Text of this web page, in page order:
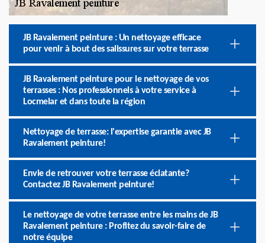
JB Ravalement peinture : Un nettoyage efficace
pour venir à bout des salissures sur votre terrasse
JB Ravalement peinture pour le nettoyage de vos
terrasses : Nos professionnels à votre service à
Locmelar et dans toute la région
Nettoyage de terrasse: l'expertise garantie avec JB
Ravalement peinture!
Envie de retrouver votre terrasse éclatante?
Contactez JB Ravalement peinture!
Le nettoyage de votre terrasse entre les mains de JB
Ravalement peinture : Profitez du savoir-faire de
notre équipe